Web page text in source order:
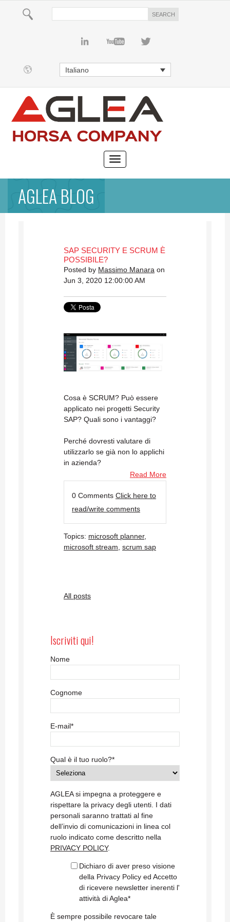
Italiano
AGLEA BLOG
SAP SECURITY E SCRUM È
POSSIBILE?
Posted by Massimo Manara on
Jun 3, 2020 12:00:00 AM
Cosa è SCRUM? Può essere
applicato nei progetti Security
SAP? Quali sono i vantaggi?
Perché dovresti valutare di
utilizzarlo se già non lo applichi
in azienda?
Read More
0 Comments Click here to
read/write comments
Topics: microsoft planner,
microsoft stream scrum sap
All posts
Iscriviti qui!
Nome
Cognome
E-mail*
Qual è il tuo ruolo?*
AGLEA si impegna a proteggere e
rispettare la privacy degli utenti. I dati
personali saranno trattati al fine
dell’invio di comunicazioni in linea col
ruolo indicato come descritto nella
PRIVACY POLICY.
Dichiaro di aver preso visione
della Privacy Policy ed Accetto
di ricevere newsletter inerenti l'
attività di Aglea*
È sempre possibile revocare tale